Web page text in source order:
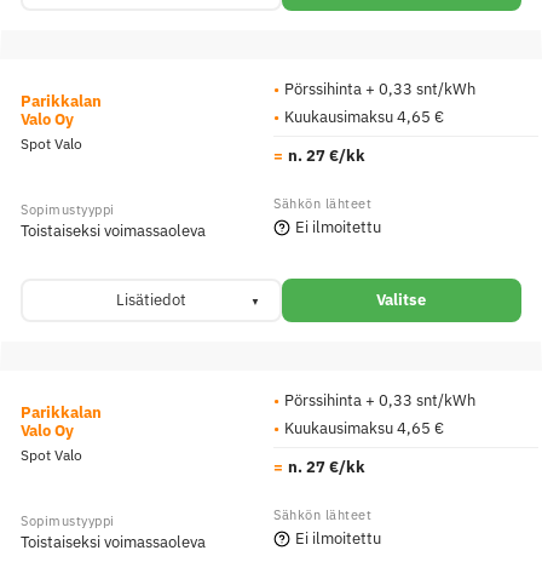
Parikkalan
Valo Oy
Spot Valo
Pörssihinta + 0,33 snt/kWh
Kuukausimaksu 4,65 €
n. 27 €/kk
Toistaiseksi voimassaoleva Ei ilmoitettu
Lisätiedot Valitse
Parikkalan
Valo Oy
Spot Valo
Pörssihinta + 0,33 snt/kWh
Kuukausimaksu 4,65 €
n. 27 €/kk
Toistaiseksi voimassaoleva Ei ilmoitettu